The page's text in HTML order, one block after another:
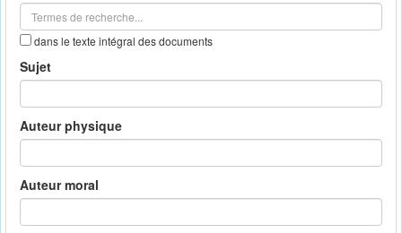
dans le texte intégral des documents
Sujet
Auteur physique
Auteur moral